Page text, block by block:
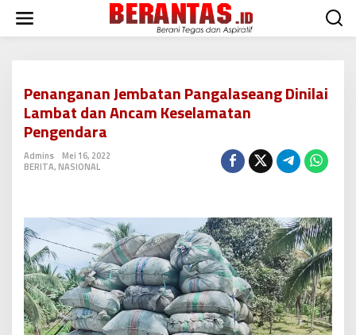
w
Penanganan Jembatan Pangalaseang Dinilai
Lambat dan Ancam Keselamatan
Pengendara
Admins
Mei 16, 2022
BERITA, NASIONAL